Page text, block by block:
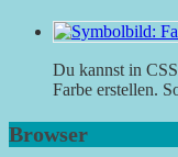
Du kannst in
Farbe erstellen.
Browser